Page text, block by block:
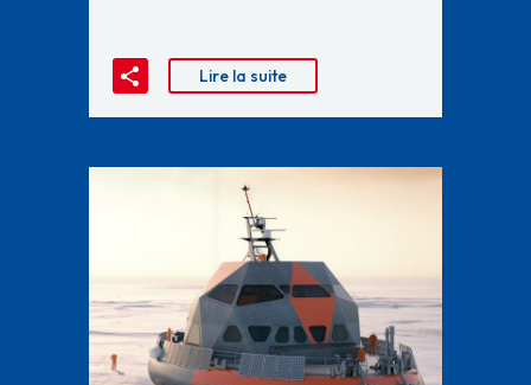
Lire la suite